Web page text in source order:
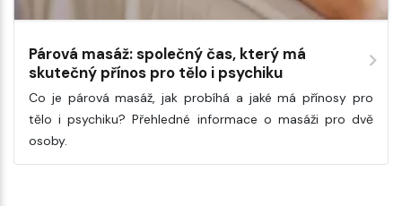
Párová masáž: společný čas, který má
skutečný přínos pro tělo i psychiku
Co je párová masáž, jak probíhá a jaké má přínosy pro
tělo i psychiku? Přehledné informace o masáži pro dvě
osoby.